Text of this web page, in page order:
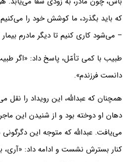
که باید بگذرد، ما کوشش خود را
– می‌شود کاری کنیم تا دیگر مادرم
طبیب با کمی تأمّل، پاسخ داد: «اگر
دانست فرزندم».
همچنان که عبدالله، این رویداد را نقل
دهان او دوخته بود و از شنیدن این
می‌یافت. عبدالله که متوجه این
کنار بسترش نشست و ادامه داد: «آری،